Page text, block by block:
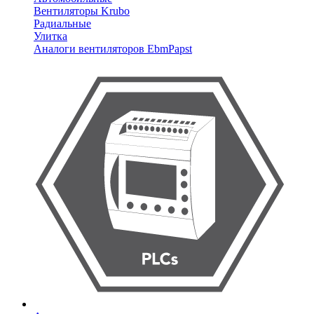
Вентиляторы Krubo
Радиальные
Улитка
Аналоги вентиляторов EbmPapst